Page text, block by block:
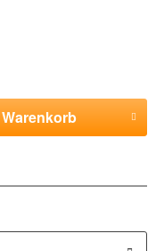
Warenkorb